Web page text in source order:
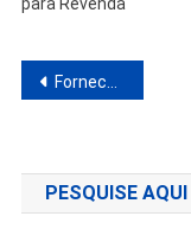
Navegação
Post
Fornecedores de relogios inteligente Dropshipping em Sao Paulo para Revenda: O Guia Completo para Revendedores
PESQUISE AQUI